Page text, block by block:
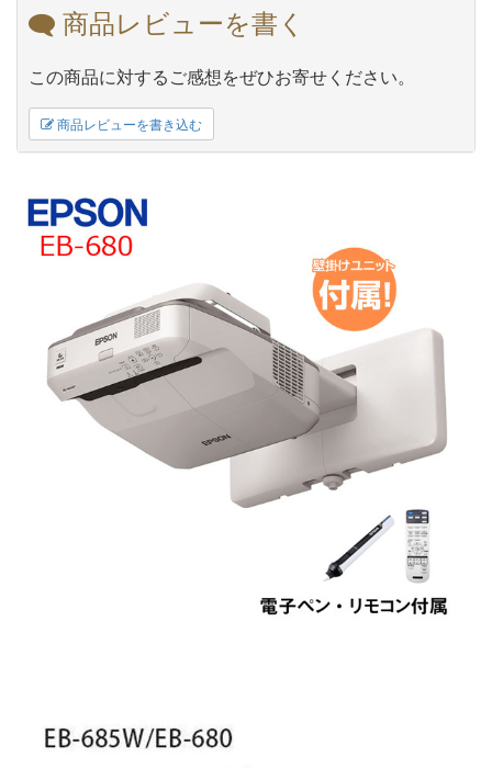
商品レビューを書く
この商品に対するご感想をぜひお寄せください。
商品レビューを書き込む